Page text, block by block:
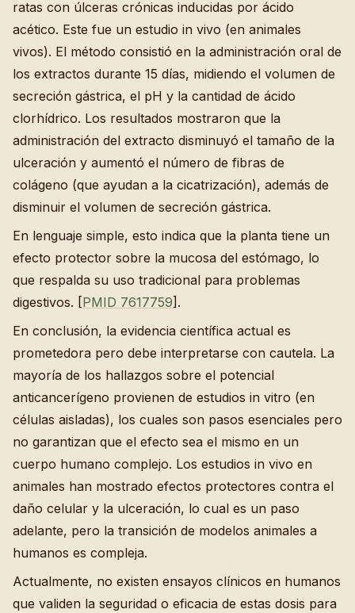
ratas con úlceras crónicas inducidas por ácido
acético. Este fue un estudio in vivo (en animales
vivos). El método consistió en la administración oral de
los extractos durante 15 días, midiendo el volumen de
secreción gástrica, el pH y la cantidad de ácido
clorhídrico. Los resultados mostraron que la
administración del extracto disminuyó el tamaño de la
ulceración y aumentó el número de fibras de
colágeno (que ayudan a la cicatrización), además de
disminuir el volumen de secreción gástrica.
En lenguaje simple, esto indica que la planta tiene un
efecto protector sobre la mucosa del estómago, lo
que respalda su uso tradicional para problemas
digestivos. [PMID 7617759].
En conclusión, la evidencia científica actual es
prometedora pero debe interpretarse con cautela. La
mayoría de los hallazgos sobre el potencial
anticancerígeno provienen de estudios in vitro (en
células aisladas), los cuales son pasos esenciales pero
no garantizan que el efecto sea el mismo en un
cuerpo humano complejo. Los estudios in vivo en
animales han mostrado efectos protectores contra el
daño celular y la ulceración, lo cual es un paso
adelante, pero la transición de modelos animales a
humanos es compleja.
Actualmente, no existen ensayos clínicos en humanos
que validen la seguridad o eficacia de estas dosis para